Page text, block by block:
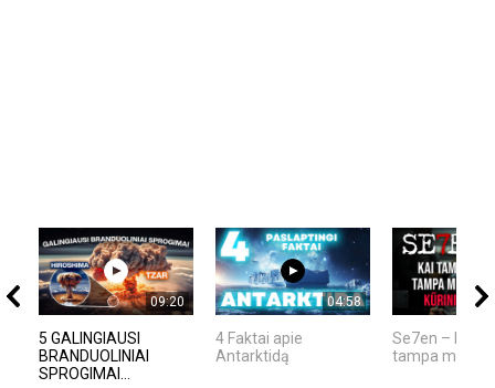
09:20
5 GALINGIAUSI
BRANDUOLINIAI
SPROGIMAI...
04:58
4 Faktai apie
Antarktidą
Se7en – kai
tampa meno